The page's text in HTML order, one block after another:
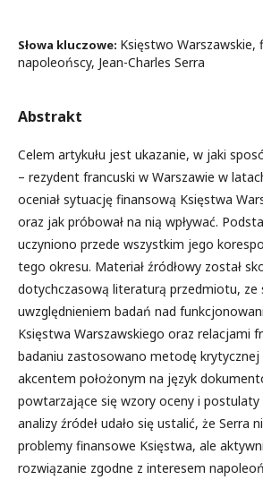
Słowa kluczowe: Księstwo Warszawskie,
napoleońscy, Jean-Charles Serra
Abstrakt
Celem artykułu jest ukazanie, w jaki
– rezydent francuski w Warszawie w
oceniał sytuację finansową Księstwa
oraz jak próbował na nią wpływać.
uczyniono przede wszystkim jego
tego okresu. Materiał źródłowy został
dotychczasową literaturą przedmiotu, ze
uwzględnieniem badań nad
Księstwa Warszawskiego oraz relacjami
badaniu zastosowano metodę krytycznej
akcentem położonym na język
powtarzające się wzory oceny i postulaty
analizy źródeł udało się ustalić, że Serra
problemy finansowe Księstwa, ale
rozwiązanie zgodne z interesem